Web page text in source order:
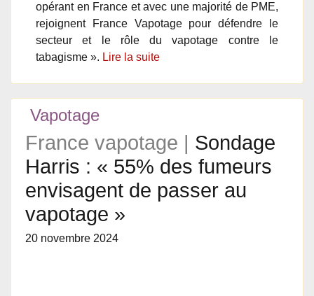
opérant en France et avec une majorité de PME,
rejoignent France Vapotage pour défendre le
secteur et le rôle du vapotage contre le
tabagisme ». Lire la suite
Vapotage
France vapotage | Sondage
Harris : « 55% des fumeurs
envisagent de passer au
vapotage »
20 novembre 2024